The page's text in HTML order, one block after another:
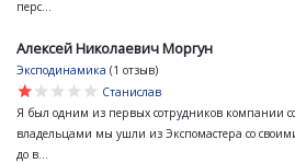
перс...
Алексей Николаевич Моргун
Эксподинамика (1 отзыв)
star
star
star
star
star
Станислав
Я был одним из первых сотрудников компании
владельцами мы ушли из Экспомастера со
до в...